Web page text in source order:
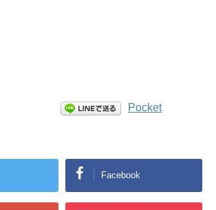
Pocket
Facebook